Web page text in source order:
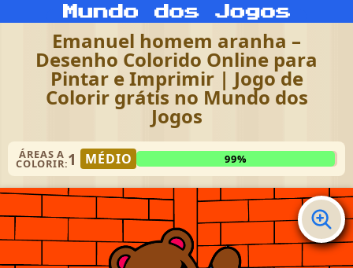
Emanuel homem aranha –
Desenho Colorido Online para
Pintar e Imprimir | Jogo de
Colorir grátis no Mundo dos
Jogos
ÁREAS A
COLORIR:1 MÉDIO 99%